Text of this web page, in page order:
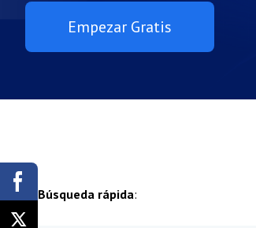
Empezar Gratis
Búsqueda rápida: